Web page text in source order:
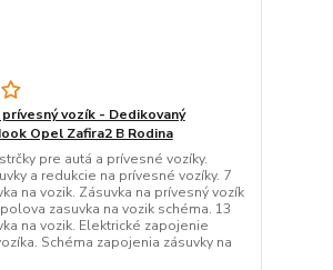
vozík - Dedikovaný
Opel Zafira2 B Rodina
pre autá a prívesné vozíky.
a redukcie na prívesné vozíky. 7
na vozik. Zásuvka na prívesný vozík
zasuvka na vozik schéma. 13
na vozik. Elektrické zapojenie
Schéma zapojenia zásuvky na